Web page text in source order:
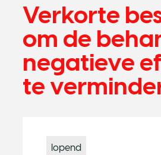
Verkorte
om de
negatieve
te
lopend